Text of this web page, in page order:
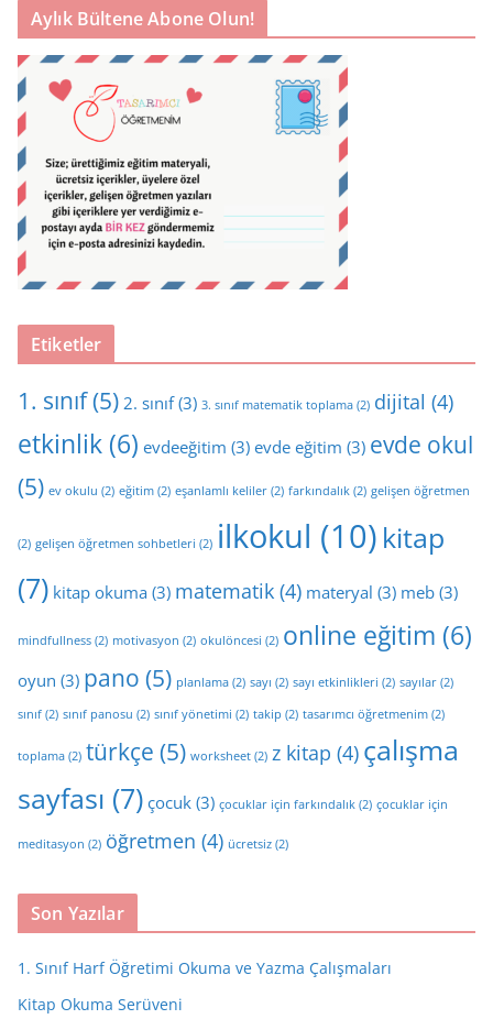
Aylık Bültene Abone Olun!
Etiketler
1. sınıf(5) 2. sınıf(3) 3. sınıf matematik toplama (2) dijital (4)
etkinlik (6) evdeeğitim (3) evde eğitim (3) evde okul
(5) ev okulu (2) eğitim (2) eşanlamlı keliler (2) farkındalık (2) gelişen öğretmen
(2) gelişen öğretmen sohbetleri (2) ilkokul (10) kitap
(7) kitap okuma (3) matematik (4) materyal (3) meb (3)
mindfullness (2) motivasyon (2) okulöncesi (2) online eğitim (6)
oyun (3) pano (5) planlama (2) sayı (2) sayı etkinlikleri (2) sayılar (2)
sınıf (2) sınıf panosu (2) sınıf yönetimi (2) takip (2) tasarımcı öğretmenim (2)
toplama (2) türkçe (5) worksheet (2) z kitap (4) çalışma
sayfası (7) çocuk (3) çocuklar için farkındalık (2) çocuklar için
meditasyon (2) öğretmen (4) ücretsiz (2)
Son Yazılar
1. Sınıf Harf Öğretimi Okuma ve Yazma Çalışmaları
Kitap Okuma Serüveni